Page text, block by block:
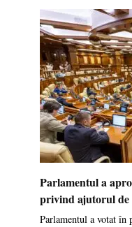
Parlamentul a
privind ajutorul de
Parlamentul a votat în